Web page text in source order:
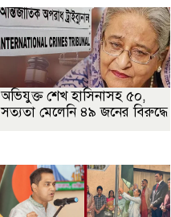
অভিযুক্ত শেখ হাসিনাসহ ৫০,
সত্যতা মেলেনি ৪৯ জনের বিরুদ্ধে